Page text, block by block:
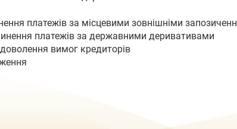
платежів за місцевими зовнішніми
платежів за державними деривативами
вимог кредиторів